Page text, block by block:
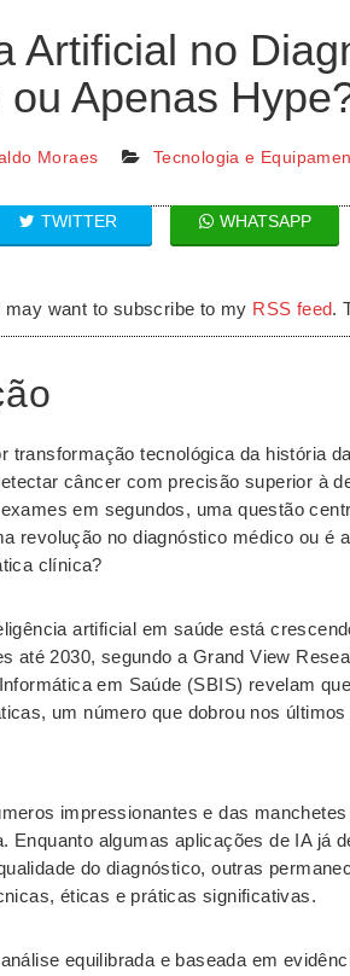
Artificial no
ou Apenas
Moraes Tecnologia e
TWITTER WHATSAPP
want to subscribe to my RSS feed.
transformação tecnológica da história
câncer com precisão superior à
em segundos, uma questão
revolução no diagnóstico médico ou é
clínica?
artificial em saúde está
até 2030, segundo a Grand View
em Saúde (SBIS) revelam
um número que dobrou nos
impressionantes e das
Enquanto algumas aplicações de IA já
do diagnóstico, outras
éticas e práticas significativas.
equilibrada e baseada em